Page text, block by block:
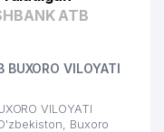
ATB
BUXORO VILOYATI
VILOYATI
Buxoro